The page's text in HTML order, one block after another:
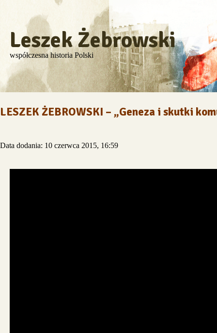
Leszek Żebrowski
współczesna historia Polski
LESZEK ŻEBROWSKI – „Geneza i skutki
Data dodania: 10 czerwca 2015, 16:59